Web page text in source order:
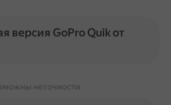
версия GoPro Quik от
неточности